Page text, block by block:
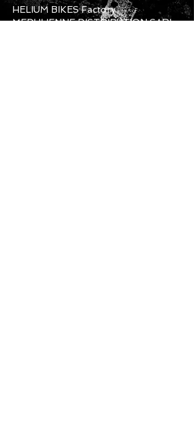
HELIUM BIKES Factory
MEDULIENNE DISTRIBUTION SARL